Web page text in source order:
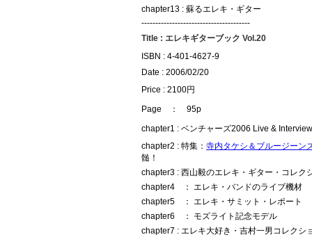
chapter13 : 蘇るエレキ・ギター
---------------------------------------
Title : エレキギターブック Vol.20
ISBN : 4-401-4627-9
Date : 2006/02/20
Price : 2100円
Page ： 95p
chapter1 : ベンチャーズ2006 Live & Interview
chapter2 : 特集： 寺内タケシ＆ブルージーン
髄！
chapter3 : 西山毅のエレキ・ギター・コレク
chapter4 ： エレキ・バンドのライブ機材
chapter5 ： エレキ・サミット・レポート
chapter6 ： モズライト記念モデル
chapter7 : エレキ大好き・吉村一男コレクシ